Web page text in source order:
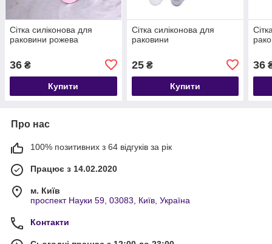
Сітка силіконова для
раковини рожева
36 ₴
Купити
Сітка силіконова для
раковини
25₴
Купити
36
Про нас
100% позитивних з 64 відгуків за рік
Працює з 14.02.2020
м. Київ
проспект Науки 59, 03083, Київ, Україна
Контакти